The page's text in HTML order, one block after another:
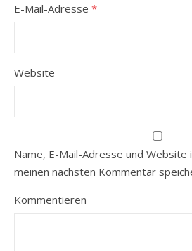
E-Mail-Adresse *
Website
Name, E-Mail-Adresse und
meinen nächsten Kommentar
Kommentieren